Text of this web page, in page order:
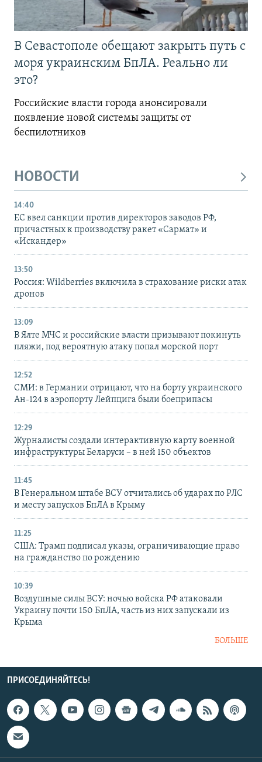
В Севастополе обещают закрыть путь с
моря украинским БпЛА. Реально ли
это?
Российские власти города анонсировали
появление новой системы защиты от
беспилотников
НОВОСТИ
14:40
ЕС ввел санкции против директоров заводов РФ,
причастных к производству ракет «Сармат» и
«Искандер»
13:50
Россия: Wildberries включила в страхование риски атак
дронов
13:09
В Ялте МЧС и российские власти призывают покинуть
пляжи, под вероятную атаку попал морской порт
12:52
СМИ: в Германии отрицают, что на борту украинского
Ан-124 в аэропорту Лейпцига были боеприпасы
12:29
Журналисты создали интерактивную карту военной
инфраструктуры Беларуси – в ней 150 объектов
11:45
В Генеральном штабе ВСУ отчитались об ударах по РЛС
и месту запусков БпЛА в Крыму
11:25
США: Трамп подписал указы, ограничивающие право
на гражданство по рождению
10:39
Воздушные силы ВСУ: ночью войска РФ атаковали
Украину почти 150 БпЛА, часть из них запускали из
Крыма
БОЛЬШЕ
ПРИСОЕДИНЯЙТЕСЬ!